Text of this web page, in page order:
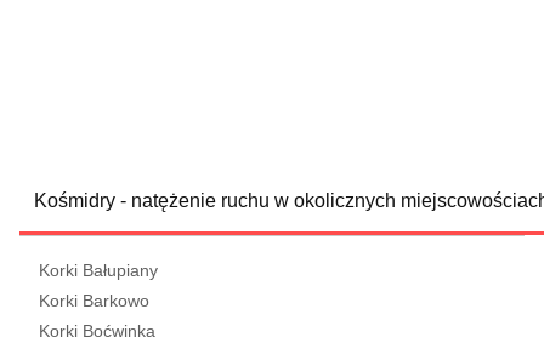
Kośmidry - natężenie ruchu w okolicznych
Korki Bałupiany
Korki Barkowo
Korki Boćwinka